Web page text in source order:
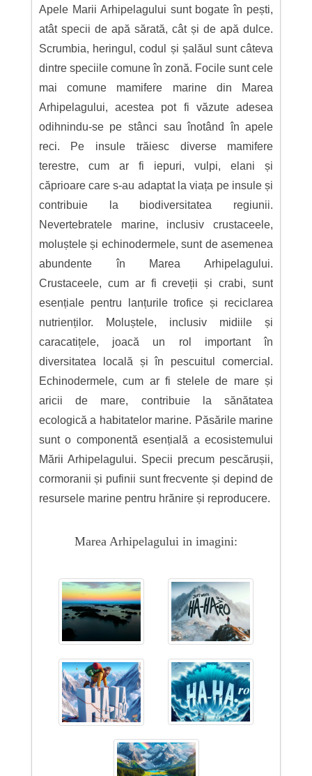
Apele Marii Arhipelagului sunt bogate în pești,
atât specii de apă sărată, cât și de apă dulce.
Scrumbia, heringul, codul și șalăul sunt câteva
dintre speciile comune în zonă. Focile sunt cele
mai comune mamifere marine din Marea
Arhipelagului, acestea pot fi văzute adesea
odihnindu-se pe stânci sau înotând în apele
reci. Pe insule trăiesc diverse mamifere
terestre, cum ar fi iepuri, vulpi, elani și
căprioare care s-au adaptat la viața pe insule și
contribuie la biodiversitatea regiunii.
Nevertebratele marine, inclusiv crustaceele,
moluștele și echinodermele, sunt de asemenea
abundente în Marea Arhipelagului.
Crustaceele, cum ar fi creveții și crabi, sunt
esențiale pentru lanțurile trofice și reciclarea
nutrienților. Moluștele, inclusiv midiile și
caracatițele, joacă un rol important în
diversitatea locală și în pescuitul comercial.
Echinodermele, cum ar fi stelele de mare și
aricii de mare, contribuie la sănătatea
ecologică a habitatelor marine. Păsările marine
sunt o componentă esențială a ecosistemului
Mării Arhipelagului. Specii precum pescărușii,
cormoranii și pufinii sunt frecvente și depind de
resursele marine pentru hrănire și reproducere.
Marea Arhipelagului in imagini: